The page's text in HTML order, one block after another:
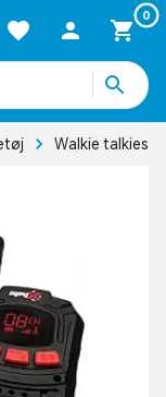
0
Walkie talkies